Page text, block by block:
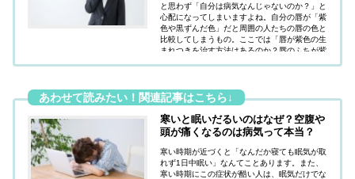
と思わず「自分は病気なんじゃないのか？」と
心配になってしまいますよね。自分の唇が「紫
色や黒ずんだ色」だと周囲の人たちの唇の色と
比較してしまうもの。ここでは「唇が紫色の生
まれつきを治す方法はあるのか？唇のふちが紫
寒いと眠いだるいのはなぜ？空腹や
頭が痛くなるのは病気って本当？
寒い時期が近づくと「なんだか寝ても眠気が取
れず1日中眠い」なんてことあります。また、
寒い時期にこの症状が酷い人は、眠気だけでな